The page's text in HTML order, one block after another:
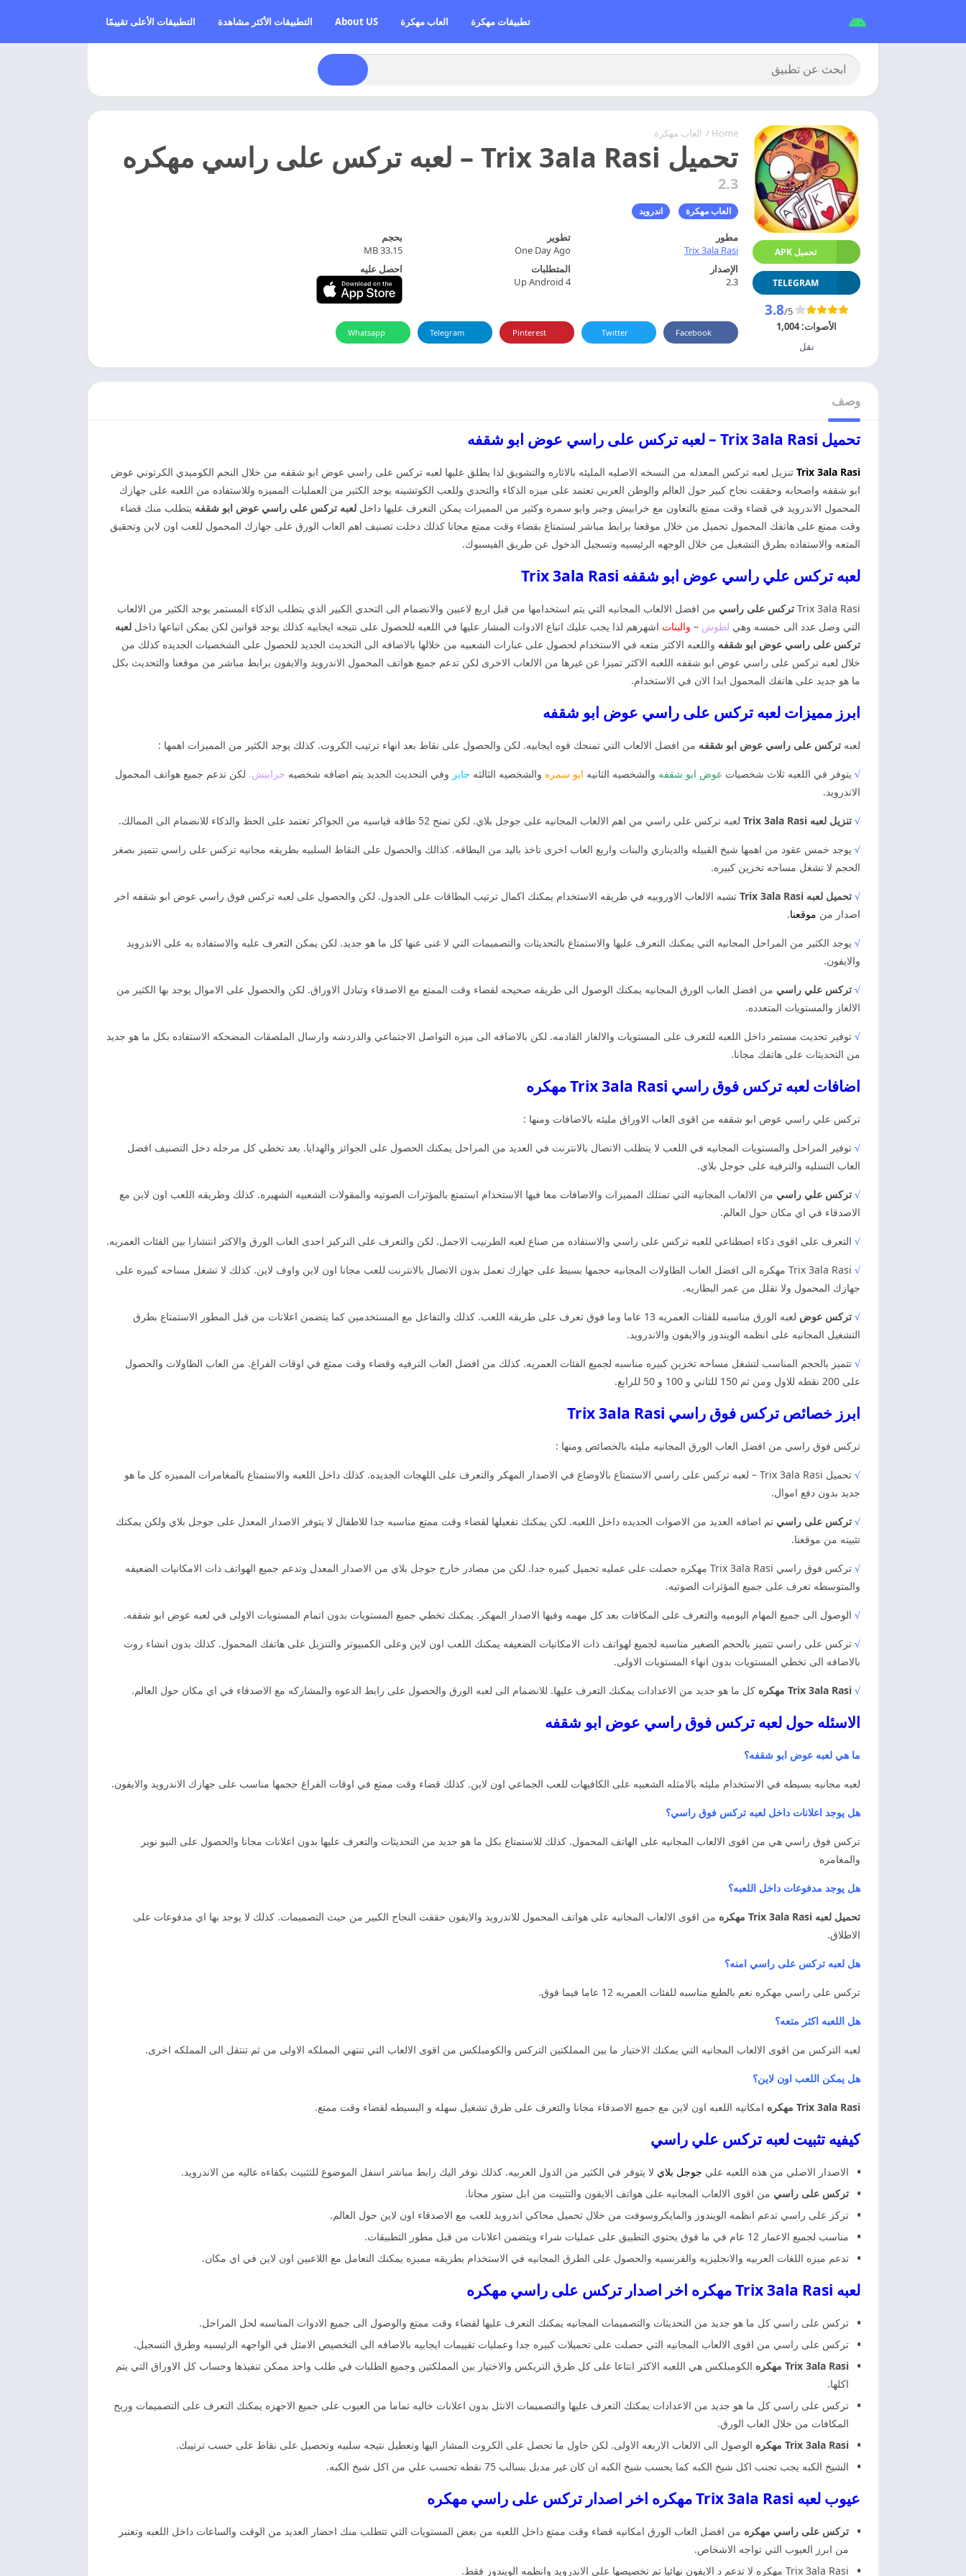
تطبيقات مهكرة العاب مهكرة About US التطبيقات الأكثر مشاهدة التطبيقات الأعلى تقييمًا
Home
/ العاب مهكرة
تحميل Trix 3ala Rasi – لعبه تركس على راسي مهكره
2.3
العاب مهكرة اندرويد
تحميل APK
TELEGRAM
3.8/5
الأصوات:1,004
نقل
مطور
Trix 3ala Rasi
تطوير
One Day Ago
بحجم
33.15 MB
الإصدار
2.3
المتطلبات
Up Android 4
احصل عليه
Facebook
Twitter
Pinterest
Telegram
Whatsapp
وصف
تحميل Trix 3ala Rasi – لعبه تركس على راسي عوض ابو شقفه
Trix 3ala Rasi تنزيل لعبه تركس المعدله من النسخه الاصليه المليئه بالاثاره والتشويق لذا يطلق عليها لعبه تركس على راسي عوض ابو شقفه من خلال النجم الكوميدي الكرتوني عوض
ابو شقفه واصحابه وحققت نجاح كبير حول العالم والوطن العربي تعتمد على ميزه الذكاء والتحدي وللعب الكوتشينه يوجد الكثير من العمليات المميزه وللاستفاده من اللعبه على جهازك
المحمول الاندرويد في قضاء وقت ممتع بالتعاون مع خرابيش وجبر وابو سمره وكثير من المميزات يمكن التعرف عليها داخل لعبه تركس على راسي عوض ابو شقفه يتطلب منك قضاء
وقت ممتع على هاتفك المحمول تحميل من خلال موقعنا برابط مباشر لستمتاع بقضاء وقت ممتع مجانا كذلك دخلت تصنيف اهم العاب الورق على جهازك المحمول للعب اون لاين وتحقيق
المتعه والاستفاده بطرق التشغيل من خلال الوجهه الرئيسيه وتسجيل الدخول عن طريق الفيسبوك.
لعبه تركس علي راسي عوض ابو شقفه Trix 3ala Rasi
Trix 3ala Rasi تركس على راسي من افضل الالعاب المجانيه التي يتم استخدامها من قبل اربع لاعبين والانضمام الى التحدي الكبير الذي يتطلب الذكاء المستمر يوجد الكثير من الالعاب
التي وصل عدد الى خمسه وهي لطوش – والبنات اشهرهم لذا يجب عليك اتباع الادوات المشار عليها في اللعبه للحصول على نتيجه ايجابيه كذلك يوجد قوانين لكن يمكن اتباعها داخل لعبه
تركس على راسي عوض ابو شقفه واللعبه الاكثر متعه في الاستخدام لحصول على عبارات الشعبيه من خلالها بالاضافه الى التحديث الجديد للحصول على الشخصيات الجديده كذلك من
خلال لعبه تركس على راسي عوض ابو شقفه اللعبه الاكثر تميزا عن غيرها من الالعاب الاخرى لكن تدعم جميع هواتف المحمول الاندرويد والايفون برابط مباشر من موقعنا والتحديث بكل
ما هو جديد على هاتفك المحمول ابدا الان في الاستخدام.
ابرز مميزات لعبه تركس على راسي عوض ابو شقفه
لعبه تركس على راسي عوض ابو شقفه من افضل الالعاب التي تمنحك قوه ايجابيه. لكن والحصول على نقاط بعد انهاء ترتيب الكروت. كذلك يوجد الكثير من المميزات اهمها :
√ يتوفر في اللعبه ثلاث شخصيات عوض ابو شقفه والشخصيه الثانيه ابو سمره والشخصيه الثالثه جابر وفي التحديث الجديد يتم اضافه شخصيه خرابيش. لكن تدعم جميع هواتف المحمول
الاندرويد.
√ تنزيل لعبه Trix 3ala Rasi لعبه تركس على راسي من اهم الالعاب المجانيه على جوجل بلاي. لكن تمنح 52 طاقه قياسيه من الجواكر تعتمد على الحظ والذكاء للانضمام الى الممالك.
√ يوجد خمس عقود من اهمها شيخ القبيله والديناري والبنات واربع العاب اخرى تاخذ باليد من البطاقه. كذالك والحصول على النقاط السلبيه بطريقه مجانيه تركس على راسي تتميز بصغر
الحجم لا تشغل مساحه تخزين كبيره.
√ تحميل لعبه Trix 3ala Rasi
تشبه الالعاب الاوروبيه في طريقه الاستخدام يمكنك اكمال ترتيب البطاقات على الجدول. لكن والحصول على لعبه تركس فوق راسي عوض ابو شقفه اخر
اصدار من موقعنا.
√ يوجد الكثير من المراحل المجانيه التي يمكنك التعرف عليها والاستمتاع بالتحديثات والتصميمات التي لا غنى عنها كل ما هو جديد. لكن يمكن التعرف عليه والاستفاده به على الاندرويد
والايفون.
√ تركس علي راسي من افضل العاب الورق المجانيه يمكنك الوصول الى طريقه صحيحه لقضاء وقت الممتع مع الاصدقاء وتبادل الاوراق. لكن والحصول على الاموال يوجد بها الكثير من
الالغاز والمستويات المتعدده.
√ توفير تحديث مستمر داخل اللعبه للتعرف على المستويات والالغاز القادمه. لكن بالاضافه الى ميزه التواصل الاجتماعي والدردشه وارسال الملصقات المضحكه الاستفاده بكل ما هو جديد
من التحديثات على هاتفك مجانا.
اضافات لعبه تركس فوق راسي Trix 3ala Rasi مهكره
تركس علي راسي عوض ابو شقفه من اقوى العاب الاوراق مليئه بالاضافات ومنها :
√ توفير المراحل والمستويات المجانيه في اللعب لا يتطلب الاتصال بالانترنت في العديد من المراحل يمكنك الحصول على الجوائز والهدايا. بعد تخطي كل مرحله دخل التصنيف افضل
العاب التسليه والترفيه على جوجل بلاي.
√ تركس علي راسي من الالعاب المجانيه التي تمتلك المميزات والاضافات معا فيها الاستخدام استمتع بالمؤثرات الصوتيه والمقولات الشعبيه الشهيره. كذلك وطريقه اللعب اون لاين مع
الاصدقاء في اي مكان حول العالم.
√ التعرف على اقوى ذكاء اصطناعي للعبه تركس على راسي والاستفاده من صناع لعبه الطرنيب الاجمل. لكن والتعرف على التركيز احدى العاب الورق والاكثر انتشارا بين الفئات العمريه.
√
Trix 3ala Rasi مهكره الى افضل العاب الطاولات المجانيه حجمها بسيط على جهازك تعمل بدون الاتصال بالانترنت للعب مجانا اون لاين واوف لاين. كذلك لا تشغل مساحه كبيره على
جهازك المحمول ولا تقلل من عمر البطاريه.
√ تركس عوض
لعبه الورق مناسبه للفئات العمريه 13 عاما وما فوق تعرف على طريقه اللعب. كذلك والتفاعل مع المستخدمين كما يتضمن اعلانات من قبل المطور الاستمتاع بطرق
التشغيل المجانيه على انظمه الويندوز والايفون والاندرويد.
√ تتميز بالحجم المناسب لتشغل مساحه تخزين كبيره مناسبه لجميع الفئات العمريه. كذلك من افضل العاب الترفيه وقضاء وقت ممتع في اوقات الفراغ. من العاب الطاولات والحصول
على 200 نقطه للاول ومن ثم 150 للتاني و 100 و 50 للرابع.
ابرز خصائص تركس فوق راسي Trix 3ala Rasi
تركس فوق راسي من افضل العاب الورق المجانيه مليئه بالخصائص ومنها :
√
تحميل Trix 3ala Rasi – لعبه تركس على راسي الاستمتاع بالاوضاع في الاصدار المهكر والتعرف على اللهجات الجديده. كذلك داخل اللعبه والاستمتاع بالمغامرات المميزه كل ما هو
جديد بدون دفع اموال.
√ تركس على راسي تم اضافه العديد من الاصوات الجديده داخل اللعبه. لكن يمكنك تفعيلها لقضاء وقت ممتع مناسبه جدا للاطفال لا يتوفر الاصدار المعدل على جوجل بلاي ولكن يمكنك
تثبيته من موقعنا.
√
تركس فوق راسي Trix 3ala Rasi مهكره حصلت على عمليه تحميل كبيره جدا. لكن من مصادر خارج جوجل بلاي من الاصدار المعدل وتدعم جميع الهواتف ذات الامكانيات الضعيفه
والمتوسطه تعرف على جميع المؤثرات الصوتيه.
√ الوصول الى جميع المهام اليوميه والتعرف على المكافات بعد كل مهمه وفيها الاصدار المهكر. يمكنك تخطي جميع المستويات بدون اتمام المستويات الاولى في لعبه عوض ابو شقفه.
√ تركس على راسي تتميز بالحجم الصغير مناسبه لجميع لهواتف ذات الامكانيات الضعيفه يمكنك اللعب اون لاين وعلى الكمبيوتر والتنزيل على هاتفك المحمول. كذلك بدون انشاء روت
بالاضافه الى تخطي المستويات بدون انهاء المستويات الاولى.
√ Trix 3ala Rasi مهكره كل ما هو جديد من الاعدادات يمكنك التعرف عليها. للانضمام الى لعبه الورق والحصول على رابط الدعوه والمشاركه مع الاصدقاء في اي مكان حول العالم.
الاسئله حول لعبه تركس فوق راسي عوض ابو شقفه
ما هي لعبه عوض ابو شقفه؟
لعبه مجانيه بسيطه في الاستخدام مليئه بالامثله الشعبيه على الكافيهات للعب الجماعي اون لاين. كذلك قضاء وقت ممتع في اوقات الفراغ حجمها مناسب على جهازك الاندرويد والايفون.
هل يوجد اعلانات داخل لعبه تركس فوق راسي؟
تركس فوق راسي هي من اقوى الالعاب المجانيه على الهاتف المحمول. كذلك للاستمتاع بكل ما هو جديد من التحديثات والتعرف عليها بدون اعلانات مجانا والحصول على النيو نوبر
والمغامره
هل يوجد مدفوعات داخل اللعبه؟
تحميل لعبه Trix 3ala Rasi مهكره
من اقوى الالعاب المجانيه على هواتف المحمول للاندرويد والايفون حققت النجاح الكبير من حيث التصميمات. كذلك لا يوجد بها اي مدفوعات على
الاطلاق.
هل لعبه تركس على راسي امنه؟
تركس على راسي مهكره نعم بالطبع مناسبه للفئات العمريه 12 عاما فيما فوق.
هل اللعبه اكثر متعه؟
لعبه التركس من اقوى الالعاب المجانيه التي يمكنك الاختيار ما بين المملكتين التركس والكومبلكس من اقوى الالعاب التي تنتهي المملكه الاولى من ثم تنتقل الى المملكه اخرى.
هل يمكن اللعب اون لاين؟
Trix 3ala Rasi مهكره امكانيه اللعبه اون لاين مع جميع الاصدقاء مجانا والتعرف على طرق تشغيل سهله و البسيطه لقضاء وقت ممتع.
كيفيه تثبيت لعبه تركس علي راسي
الاصدار الاصلي من هذه اللعبه علي جوجل بلاي لا يتوفر في الكثير من الدول العربيه. كذلك نوفر اليك رابط مباشر اسفل الموضوع للتثبيت بكفاءه عاليه من الاندرويد.
تركس على راسي من اقوى الالعاب المجانيه على هواتف الايفون والتثبيت من ابل ستور مجانا.
تركز على راسي تدعم انظمه الويندوز والمايكروسوفت من خلال تحميل محاكي اندرويد للعب مع الاصدقاء اون لاين حول العالم.
مناسب لجميع الاعمار 12 عام في ما فوق يحتوي التطبيق على عمليات شراء ويتضمن اعلانات من قبل مطور التطبيقات.
تدعم ميزه اللغات العربيه والانجليزيه والفرنسيه والحصول على الطرق المجانيه في الاستخدام بطريقه مميزه يمكنك التعامل مع اللاعبين اون لاين في اي مكان.
لعبه Trix 3ala Rasi مهكره اخر اصدار تركس على راسي مهكره
تركس على راسي كل ما هو جديد من التحديثات والتصميمات المجانيه يمكنك التعرف عليها لقضاء وقت ممتع والوصول الى جميع الادوات المناسبه لحل المراحل.
تركس على راسي من اقوى الالعاب المجانيه التي حصلت على تحميلات كبيره جدا وعمليات تقييمات ايجابيه بالاضافه الى التخصيص الامثل في الواجهه الرئيسيه وطرق التسجيل.
Trix 3ala Rasi مهكره
الكومبلكس هي اللعبه الاكثر انتاعا على كل طرق التريكس والاختيار بين المملكتين وجميع الطلبات في طلب واحد ممكن تنفيذها وحساب كل الاوراق التي يتم
اكلها.
تركس على راسي كل ما هو جديد من الاعدادات يمكنك التعرف عليها والتصميمات الانثل بدون اعلانات خاليه تماما من العيوب على جميع الاجهزه يمكنك التعرف على التصميمات وربح
المكافات من خلال العاب الورق.
Trix 3ala Rasi مهكره
الوصول الى الالعاب الاربعه الاولى. لكن حاول ما تحصل على الكروت المشار اليها وتعطيل نتيجه سلبيه وتحصيل على نقاط على حسب ترتيبك.
الشيخ الكبه يجب تجنب اكل شيخ الكبه كما يحسب شيخ الكبه ان كان غير مدبل بسالب 75 نقطه تحسب علي من اكل شيخ الكبه.
عيوب لعبه Trix 3ala Rasi مهكره اخر اصدار تركس على راسي مهكره
تركس على راسي مهكره من افضل العاب الورق امكانيه قضاء وقت ممتع داخل اللعبه من بعض المستويات التي تتطلب منك احضار العديد من الوقت والساعات داخل اللعبه وتعتبر
من ابرز العيوب التي تواجه الاشخاص.
Trix 3ala Rasi مهكره لا تدعم د الايفون نهائيا تم تخصيصها على الاندرويد وانظمه الويندوز فقط.